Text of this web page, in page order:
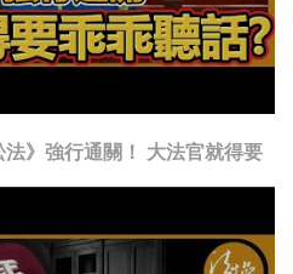
》強行通關！ 大法官就得要